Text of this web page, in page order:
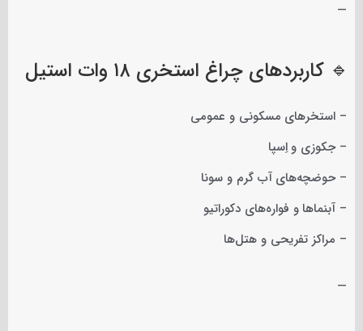
—
🔹 کاربردهای چراغ استخری ۱۸ وات استیل
– استخرهای مسکونی و عمومی
– جکوزی و اِسپا
– حوضچه‌های آب گرم و سونا
– آبنماها و فواره‌های دکوراتیو
– مراکز تفریحی و هتل‌ها
—